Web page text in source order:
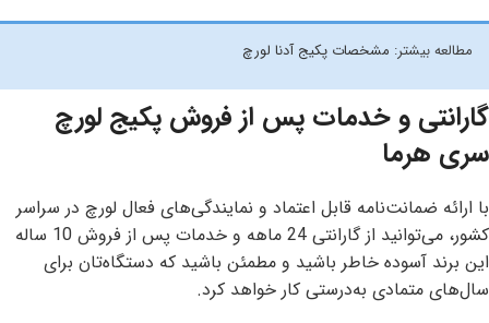
مطالعه بیشتر: مشخصات پکیج آدنا لورچ
گارانتی و خدمات پس از فروش پکیج لورچ
سری هرما
با ارائه ضمانت‌نامه قابل اعتماد و نمایندگی‌های فعال لورچ در سراسر
کشور، می‌توانید از گارانتی 24 ماهه و خدمات پس از فروش 10 ساله
این برند آسوده خاطر باشید و مطمئن باشید که دستگاه‌تان برای
سال‌های متمادی به‌درستی کار خواهد کرد.